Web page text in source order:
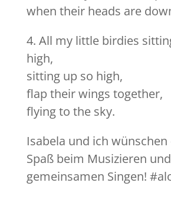
when their heads are
4. All my little birdies
high,
sitting up so high,
flap their wings together,
flying to the sky.
Isabela und ich wünschen
Spaß beim Musizieren und
gemeinsamen Singen!